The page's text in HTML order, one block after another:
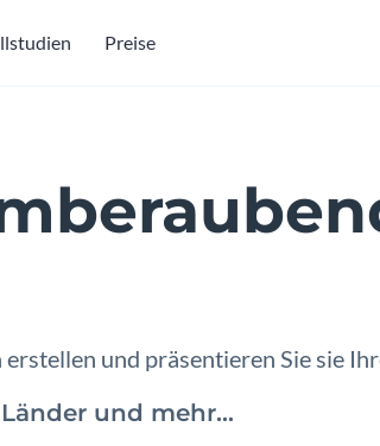
Preise
und präsentieren Sie sie
und mehr...